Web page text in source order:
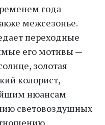
года
межсезонье.
переходные
его мотивы —
золотая
колорист,
нюансам
световоздушных